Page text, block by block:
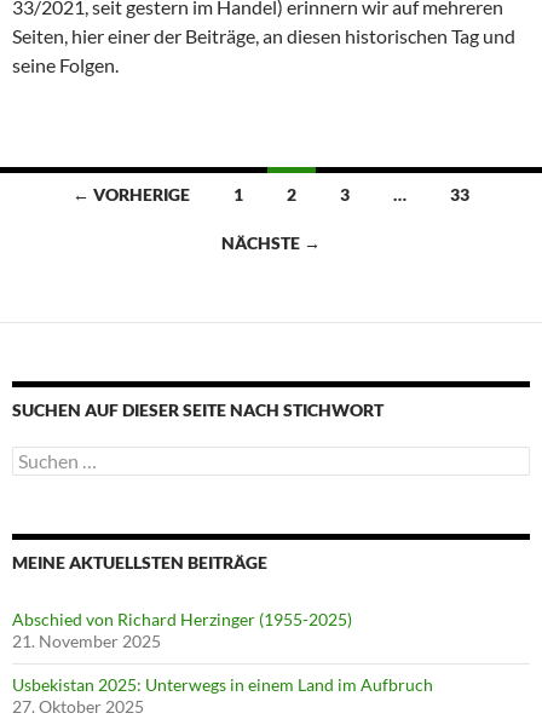
33/2021, seit gestern im Handel) erinnern wir auf mehreren
Seiten, hier einer der Beiträge, an diesen historischen Tag und
seine Folgen.
Beitragsnavigation
← VORHERIGE 1 2 3 … 33
NÄCHSTE →
SUCHEN AUF DIESER SEITE NACH STICHWORT
Suche
nach:
MEINE AKTUELLSTEN BEITRÄGE
Abschied von Richard Herzinger (1955-2025)
21. November 2025
Usbekistan 2025: Unterwegs in einem Land im Aufbruch
27. Oktober 2025